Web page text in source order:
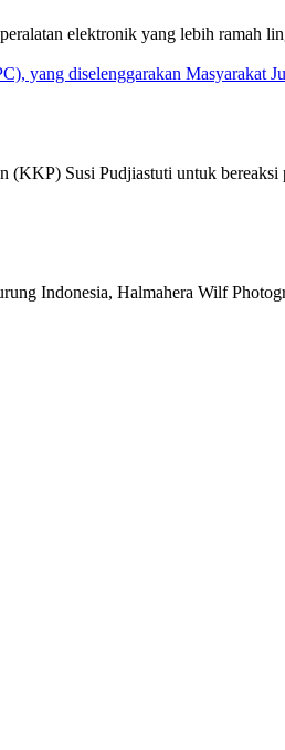
elektronik yang lebih ramah
Susi Pudjiastuti untuk
Indonesia, Halmahera Wilf